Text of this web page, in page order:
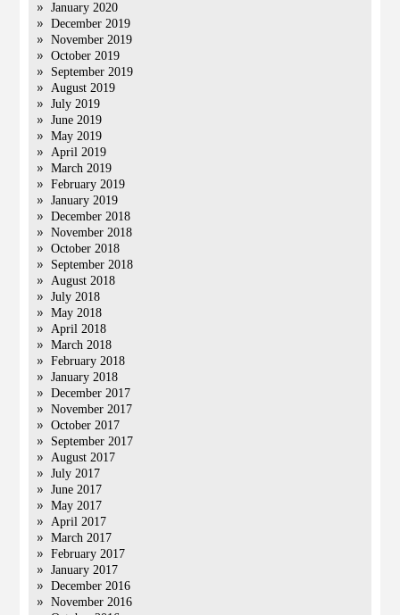
January 2020
December 2019
November 2019
October 2019
September 2019
August 2019
July 2019
June 2019
May 2019
April 2019
March 2019
February 2019
January 2019
December 2018
November 2018
October 2018
September 2018
August 2018
July 2018
May 2018
April 2018
March 2018
February 2018
January 2018
December 2017
November 2017
October 2017
September 2017
August 2017
July 2017
June 2017
May 2017
April 2017
March 2017
February 2017
January 2017
December 2016
November 2016